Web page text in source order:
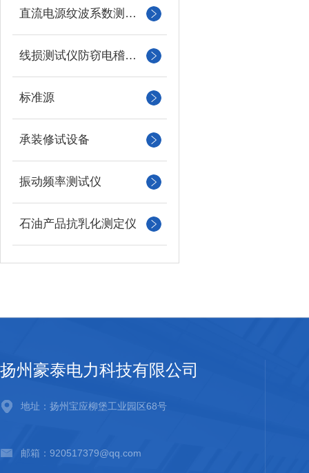
直流电源纹波系数测试仪
线损测试仪防窃电稽查仪
标准源
承装修试设备
振动频率测试仪
石油产品抗乳化测定仪
扬州豪泰电力科技有限公司
地址：扬州宝应柳堡工业园区68号
邮箱：920517379@qq.com